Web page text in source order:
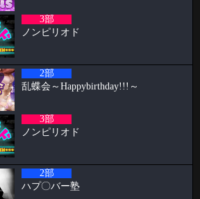
抽選結果🤩 1等 13636 2等 13972 3等 1
ニー ケイタブログ
ます🦋 ハプニングバーのスタッフをしており
パンです🍞 お花見の季節になり 2人に1人がな
㊗️1年 すずブログ
3部
ノンピリオド
2部
乱蝶会～Happybirthday!!!～
3部
ノンピリオド
2部
ハプ〇バー塾